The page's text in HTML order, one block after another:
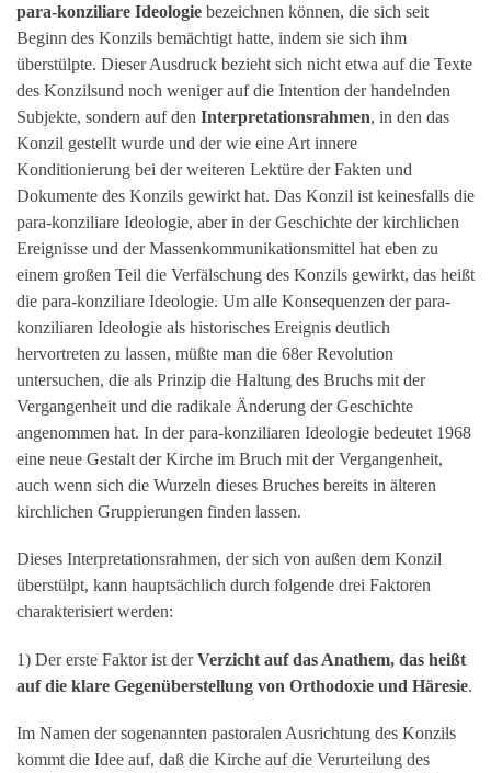
para-konziliare Ideologie bezeichnen können, die sich seit
Beginn des Konzils bemächtigt hatte, indem sie sich ihm
überstülpte. Dieser Ausdruck bezieht sich nicht etwa auf die Texte
des Konzilsund noch weniger auf die Intention der handelnden
Subjekte, sondern auf den Interpretationsrahmen, in den das
Konzil gestellt wurde und der wie eine Art innere
Konditionierung bei der weiteren Lektüre der Fakten und
Dokumente des Konzils gewirkt hat. Das Konzil ist keinesfalls die
para-konziliare Ideologie, aber in der Geschichte der kirchlichen
Ereignisse und der Massenkommunikationsmittel hat eben zu
einem großen Teil die Verfälschung des Konzils gewirkt, das heißt
die para-konziliare Ideologie. Um alle Konsequenzen der para-
konziliaren Ideologie als historisches Ereignis deutlich
hervortreten zu lassen, müßte man die 68er Revolution
untersuchen, die als Prinzip die Haltung des Bruchs mit der
Vergangenheit und die radikale Änderung der Geschichte
angenommen hat. In der para-konziliaren Ideologie bedeutet 1968
eine neue Gestalt der Kirche im Bruch mit der Vergangenheit,
auch wenn sich die Wurzeln dieses Bruches bereits in älteren
kirchlichen Gruppierungen finden lassen.
Dieses Interpretationsrahmen, der sich von außen dem Konzil
überstülpt, kann hauptsächlich durch folgende drei Faktoren
charakterisiert werden:
1) Der erste Faktor ist derVerzicht auf das Anathem, das heißt
auf die klare Gegenüberstellung von Orthodoxie und Häresie.
Im Namen der sogenannten pastoralen Ausrichtung des Konzils
kommt die Idee auf, daß die Kirche auf die Verurteilung des